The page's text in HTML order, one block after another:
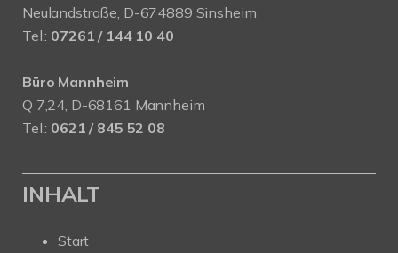
Neulandstraße, D-674889 Sinsheim
Tel.: 07261 / 144 10 40
Büro Mannheim
Q 7,24, D-68161 Mannheim
Tel.: 0621 / 845 52 08
INHALT
Start